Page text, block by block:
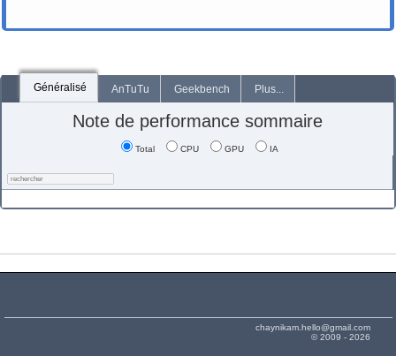
Généralisé AnTuTu Geekbench Plus...
Note de performance sommaire
Total CPU GPU IA
chaynikam.hello@gmail.com
© 2009 - 2026